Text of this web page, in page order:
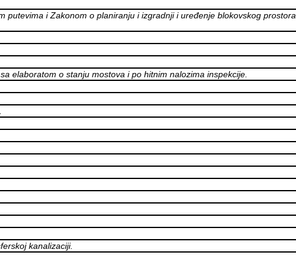
i Zakonom o planiranju i izgradnji i uređenje blokovskog prostora,
elaboratom o stanju mostova i po hitnim nalozima inspekcije.
kanalizaciji.